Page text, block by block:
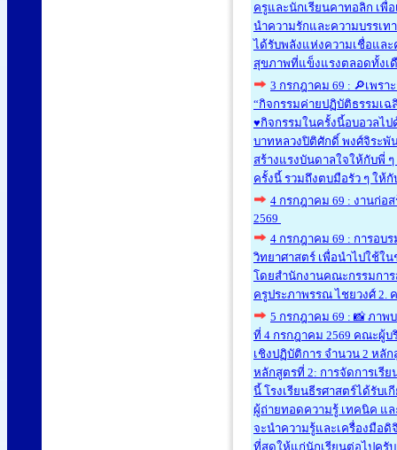
ครูและนักเรียนคาทอลิก เพื่
นำความรักและความบรรเท
ได้รับพลังแห่งความเชื่อแล
สุขภาพที่แข็งแรงตลอดทั้งเ
3 กรกฎาคม 69 : 🔎เพร
“กิจกรรมค่ายปฏิบัติธรรมเฉ
♥️กิจกรรมในครั้งนี้อบอวลไป
บาทหลวงปิติศักดิ์ พงศ์จิระ
สร้างแรงบันดาลใจให้กับพี่
ครั้งนี้ รวมถึงตบมือรัว ๆ ให้
4 กรกฎาคม 69 : งานก่อ
2569
4 กรกฎาคม 69 : การอ
วิทยาศาสตร์ เพื่อนำไปใช้ใ
โดยสำนักงานคณะกรรมการ
ครูประภาพรรณ ไชยวงศ์ 2.
5 กรกฎาคม 69 : 📸 ภาพ
ที่ 4 กรกฎาคม 2569 คณะผู้บ
เชิงปฏิบัติการ จำนวน 2 หลั
หลักสูตรที่ 2: การจัดการเรีย
นี้ โรงเรียนธีรศาสตร์ได้รับ
ผู้ถ่ายทอดความรู้ เทคนิค แล
จะนำความรู้และเครื่องมือดิ
ที่สุดให้แก่นักเรียนต่อไปครั